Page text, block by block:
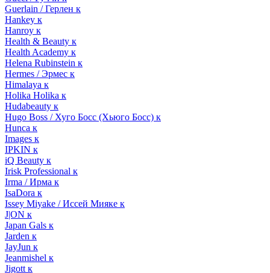
Guerlain / Герлен к
Hankey к
Hanroy к
Health & Beauty к
Health Academy к
Helena Rubinstein к
Hermes / Эрмес к
Himalaya к
Holika Holika к
Hudabeauty к
Hugo Boss / Хуго Босс (Хьюго Босс) к
Hunca к
Images к
IPKIN к
iQ Beauty к
Irisk Professional к
Irma / Ирма к
IsaDora к
Issey Miyake / Иссей Мияке к
J|ON к
Japan Gals к
Jarden к
JayJun к
Jeanmishel к
Jigott к